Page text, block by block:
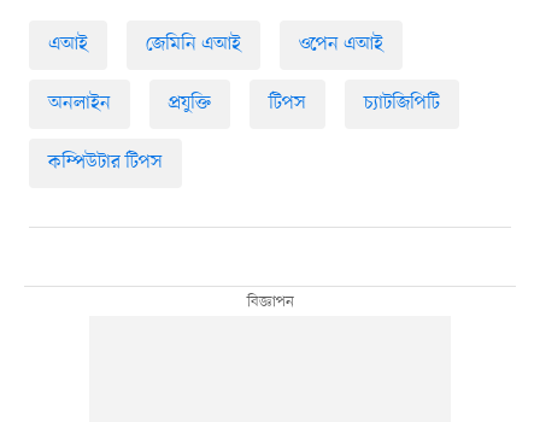
এআই জেমিনি এআই ওপেন এআই
অনলাইন প্রযুক্তি টিপস চ্যাটজিপিটি
কম্পিউটার টিপস